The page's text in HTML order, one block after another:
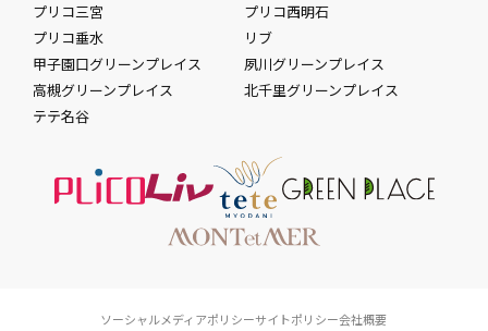
プリコ三宮
プリコ西明石
プリコ垂水
リブ
甲子園口グリーンプレイス
夙川グリーンプレイス
高槻グリーンプレイス
北千里グリーンプレイス
テテ名谷
ソーシャルメディアポリシーサイトポリシー会社概要